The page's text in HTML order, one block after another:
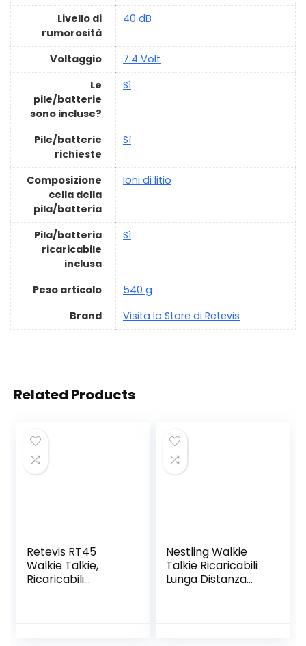
Livello di
rumorosità
‎40 dB
Voltaggio
‎7.4 Volt
Le
pile/batterie
sono incluse?
‎Sì
Pile/batterie
richieste
‎Sì
Composizione
cella della
pila/batteria
‎Ioni di litio
Pila/batteria
ricaricabile
inclusa
‎Sì
Peso articolo
‎540 g
Brand
Visita lo Store di Retevis
Related Products
Retevis RT45
Walkie Talkie,
Ricaricabili
Nestling Walkie
Talkie Ricaricabili
Lunga Distanza